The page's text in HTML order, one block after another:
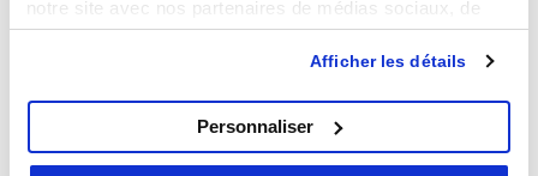
notre site avec nos partenaires de médias sociaux, de
publicité et d'analyse, qui peuvent combiner celles-ci
avec d'autres informations que vous leur avez fournies ou
Afficher les détails
Personnaliser
Commandé aujourd'hui, expédié
aujourd'hui
Que disent nos clients ? Plus